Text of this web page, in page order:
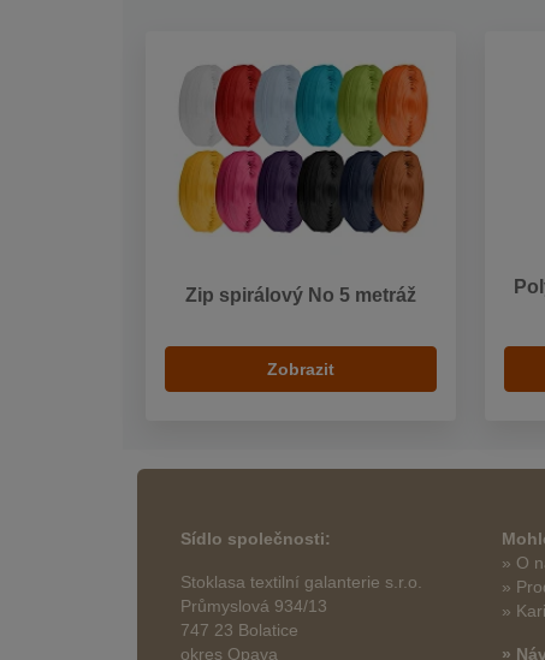
Zip spirálový No 5 metráž
Zobrazit
Sídlo společnosti:
Stoklasa textilní galanterie s.r.o.
Průmyslová 934/13
747 23 Bolatice
okres Opava
» O
»
»
»